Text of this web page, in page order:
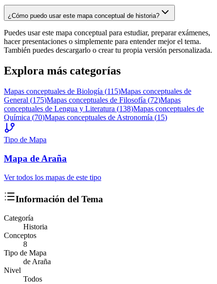
¿Cómo puedo usar este mapa conceptual de historia?
Puedes usar este mapa conceptual para estudiar, preparar exámenes,
hacer presentaciones o simplemente para entender mejor el tema.
También puedes descargarlo o crear tu propia versión personalizada.
Explora más categorías
Mapas conceptuales de Biología (115)Mapas conceptuales de
General (175)Mapas conceptuales de Filosofía (72)Mapas
conceptuales de Lengua y Literatura (138)Mapas conceptuales de
Química (70)Mapas conceptuales de Astronomía (15)
Tipo de Mapa
Mapa de Araña
Ver todos los mapas de este tipo
Información del Tema
Categoría
Historia
Conceptos
8
Tipo de Mapa
de Araña
Nivel
Todos